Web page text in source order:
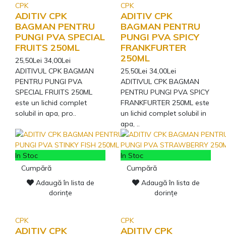
CPK
ADITIV CPK
BAGMAN PENTRU
PUNGI PVA SPECIAL
FRUITS 250ML
25,50Lei 34,00Lei
ADITIVUL CPK BAGMAN
PENTRU PUNGI PVA
SPECIAL FRUITS 250ML
este un lichid complet
solubil in apa, pro..
CPK
ADITIV CPK
BAGMAN PENTRU
PUNGI PVA SPICY
FRANKFURTER
250ML
25,50Lei 34,00Lei
ADITIVUL CPK BAGMAN
PENTRU PUNGI PVA SPICY
FRANKFURTER 250ML este
un lichid complet solubil in
apa, ..
In Stoc
Cumpără
Adaugă în lista de
dorințe
CPK
ADITIV CPK
In Stoc
Cumpără
Adaugă în lista de
dorințe
CPK
ADITIV CPK